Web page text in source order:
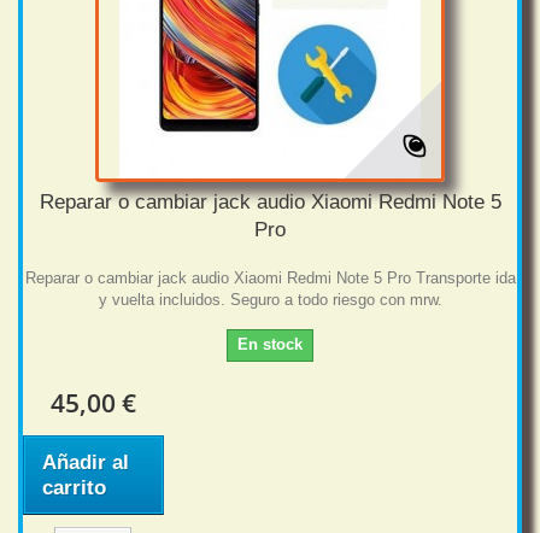
Reparar o cambiar jack audio Xiaomi Redmi Note 5
Pro
Reparar o cambiar jack audio Xiaomi Redmi Note 5 Pro Transporte ida
y vuelta incluidos. Seguro a todo riesgo con mrw.
En stock
45,00 €
Añadir al
carrito